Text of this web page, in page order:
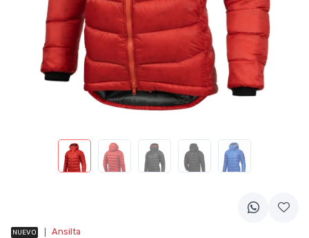
NUEVO ❘ Ansilta